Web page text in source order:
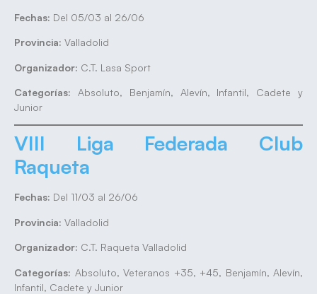
Fechas: Del 05/03 al 26/06
Provincia: Valladolid
Organizador: C.T. Lasa Sport
Categorías: Absoluto, Benjamín, Alevín, Infantil, Cadete y
Junior
VIII Liga Federada Club
Raqueta
Fechas: Del 11/03 al 26/06
Provincia: Valladolid
Organizador: C.T. Raqueta Valladolid
Categorías: Absoluto, Veteranos +35, +45, Benjamín, Alevín,
Infantil, Cadete y Junior